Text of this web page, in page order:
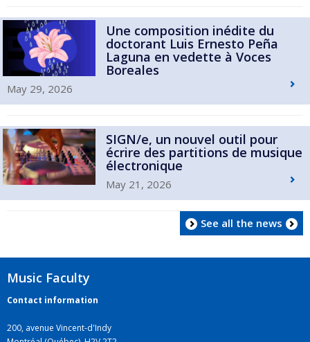
Une composition inédite du
doctorant Luis Ernesto Peña
Laguna en vedette à Voces
Boreales
May 29, 2026
SIGN/e, un nouvel outil pour
écrire des partitions de musique
électronique
May 21, 2026
See all the news
Music Faculty
Contact information
200, avenue Vincent-d'Indy